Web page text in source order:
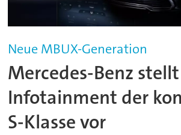
Neue MBUX-Generation
Mercedes-Benz stellt
Infotainment der
S-Klasse vor